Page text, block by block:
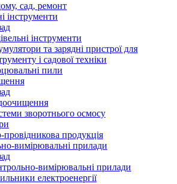
сад, ремонт
інструменти
інструменти
та зарядні пристрої для
і садової техніки
пили
зворотнього осмосу
провідникова продукція
вимірювальні прилади
вимірювальні прилади
електроенергії